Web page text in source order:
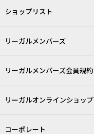
ショップリスト
リーガルメンバーズ
リーガルメンバーズ会員規約
リーガルオンラインショップ
コーポレート